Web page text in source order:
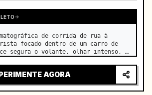
de corrida de rua à
focado dentro de um carro de
segura o volante, olhar intenso,
rápido d…
AGORA